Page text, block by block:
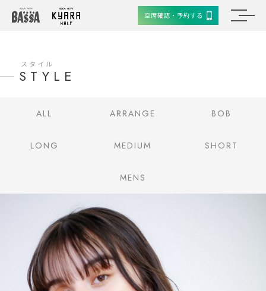
空席確認・予約する
STYLE
スタイル
ALL ARRANGE BOB
LONG MEDIUM SHORT
MENS